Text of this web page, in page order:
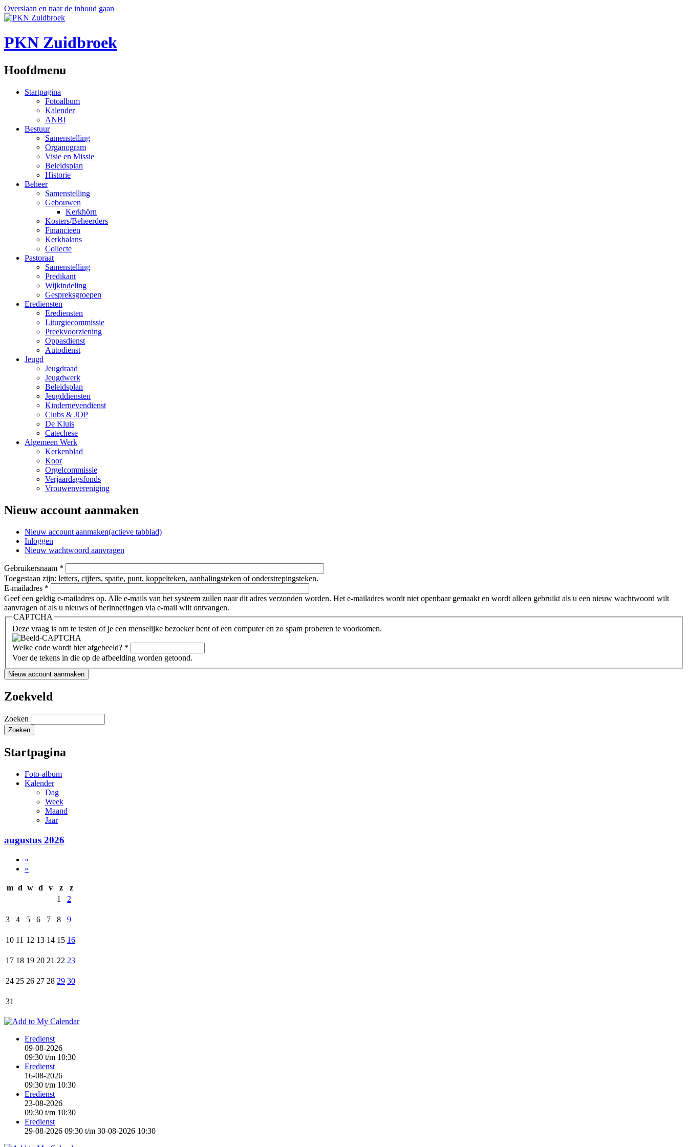
Overslaan en naar de inhoud gaan
PKN Zuidbroek
Hoofdmenu
Startpagina
Fotoalbum
Kalender
ANBI
Bestuur
Samenstelling
Organogram
Visie en Missie
Beleidsplan
Historie
Beheer
Samenstelling
Gebouwen
Kerkhörn
Kosters/Beheerders
Financieën
Kerkbalans
Collecte
Pastoraat
Samenstelling
Predikant
Wijkindeling
Gespreksgroepen
Erediensten
Erediensten
Liturgiecommissie
Preekvoorziening
Oppasdienst
Autodienst
Jeugd
Jeugdraad
Jeugdwerk
Beleidsplan
Jeugddiensten
Kindernevendienst
Clubs & JOP
De Kluis
Catechese
Algemeen Werk
Kerkenblad
Koor
Orgelcommissie
Verjaardagsfonds
Vrouwenvereniging
Nieuw account aanmaken
Nieuw account aanmaken(actieve tabblad)
Inloggen
Nieuw wachtwoord aanvragen
Gebruikersnaam *
Toegestaan zijn: letters, cijfers, spatie, punt, koppelteken, aanhalingsteken of onderstrepingsteken.
E-mailadres *
Geef een geldig e-mailadres op. Alle e-mails van het systeem zullen naar dit adres verzonden worden. Het e-mailadres wordt niet openbaar gemaakt en wordt alleen gebruikt als u een nieuw wachtwoord wilt
aanvragen of als u nieuws of herinneringen via e-mail wilt ontvangen.
CAPTCHA
Deze vraag is om te testen of je een menselijke bezoeker bent of een computer en zo spam proberen te voorkomen.
Welke code wordt hier afgebeeld? *
Voer de tekens in die op de afbeelding worden getoond.
Zoekveld
Zoeken
Startpagina
Foto-album
Kalender
Dag
Week
Maand
Jaar
augustus 2026
«
»
m d w d v z
z
1
2
3 4 5 6 7 8 9
10 11 12 13 14 15 16
17 18 19 20 21 22 23
24 25 26 27 28 29 30
31
Eredienst
09-08-2026
09:30 t/m 10:30
Eredienst
16-08-2026
09:30 t/m 10:30
Eredienst
23-08-2026
09:30 t/m 10:30
Eredienst
29-08-2026 09:30 t/m 30-08-2026 10:30